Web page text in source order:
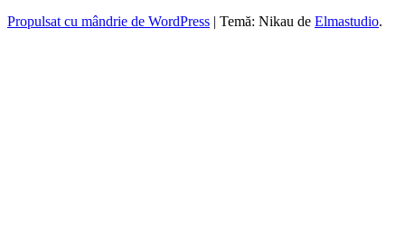
Propulsat cu mândrie de WordPress | Temă: Nikau de Elmastudio.